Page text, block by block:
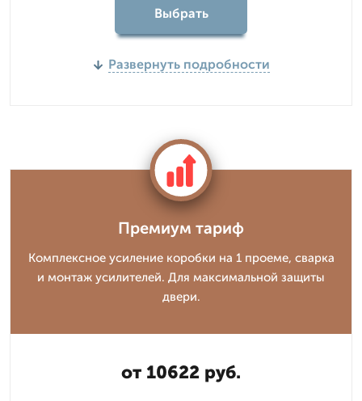
Выбрать
Развернуть подробности
Премиум тариф
Комплексное усиление коробки на 1 проеме, сварка
и монтаж усилителей. Для максимальной защиты
двери.
от 10622 руб.